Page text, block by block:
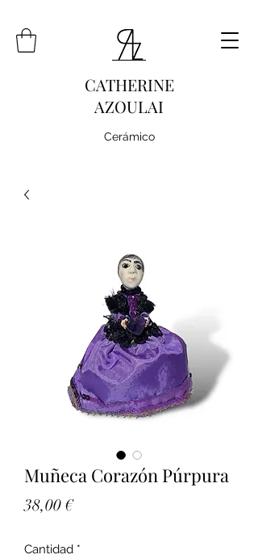
CATHERINE
AZOULAI
Cerámico
Muñeca Corazón Púrpura
38,00 €Precio
Cantidad *